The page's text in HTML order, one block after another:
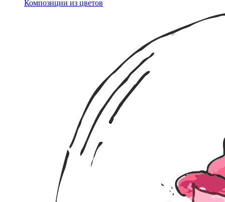
Композиции из цветов